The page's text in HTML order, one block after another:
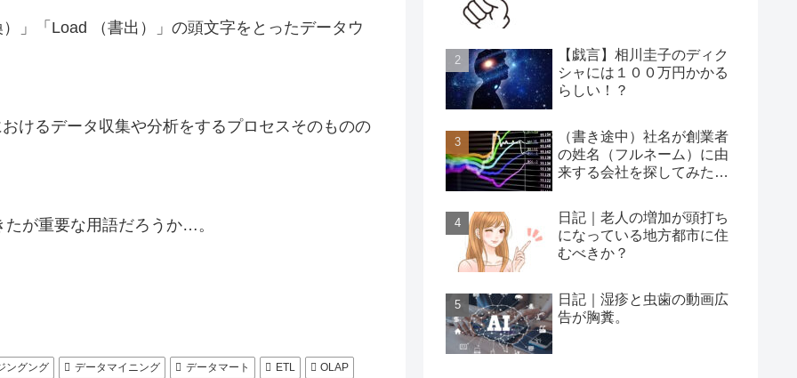
」「Load （書出）」の頭文字をとったデータウ
けるデータ収集や分析をするプロセスそのものの
たが重要な用語だろうか…。
ングング データマイニング データマート ETL OLAP
【戯言】相川圭子のディク
シャには１００万円かかる
らしい！？
（書き途中）社名が創業者
の姓名（フルネーム）に由
来する会社を探してみた…
日記｜老人の増加が頭打ち
になっている地方都市に住
むべきか？
日記｜湿疹と虫歯の動画広
告が胸糞。